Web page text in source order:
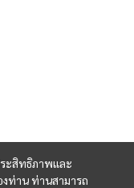
ะสิทธิภาพและ
ท่าน ท่านสามารถ